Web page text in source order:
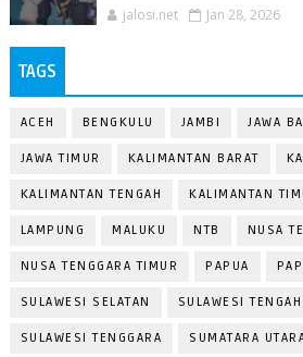
jalosi.net Jan 28, 2026
TAGS
ACEH BENGKULU JAMBI JAWA
JAWA TIMUR KALIMANTAN BARAT
KALIMANTAN TENGAH KALIMANTAN
LAMPUNG MALUKU NTB NUSA
NUSA TENGGARA TIMUR PAPUA
SULAWESI SELATAN SULAWESI TENGAH
SULAWESI TENGGARA SUMATARA